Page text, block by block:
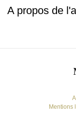
A propos de
Mentions